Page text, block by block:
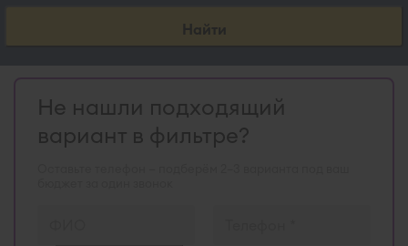
Найти
Не нашли подходящий
вариант в фильтре?